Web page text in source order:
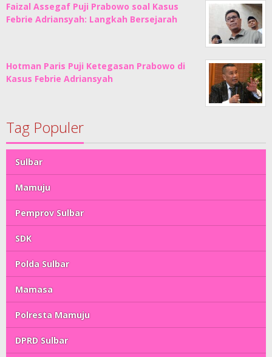
Faizal Assegaf Puji Prabowo soal Kasus
Febrie Adriansyah: Langkah Bersejarah
Hotman Paris Puji Ketegasan Prabowo di
Kasus Febrie Adriansyah
Tag Populer
Sulbar
Mamuju
Pemprov Sulbar
SDK
Polda Sulbar
Mamasa
Polresta Mamuju
DPRD Sulbar